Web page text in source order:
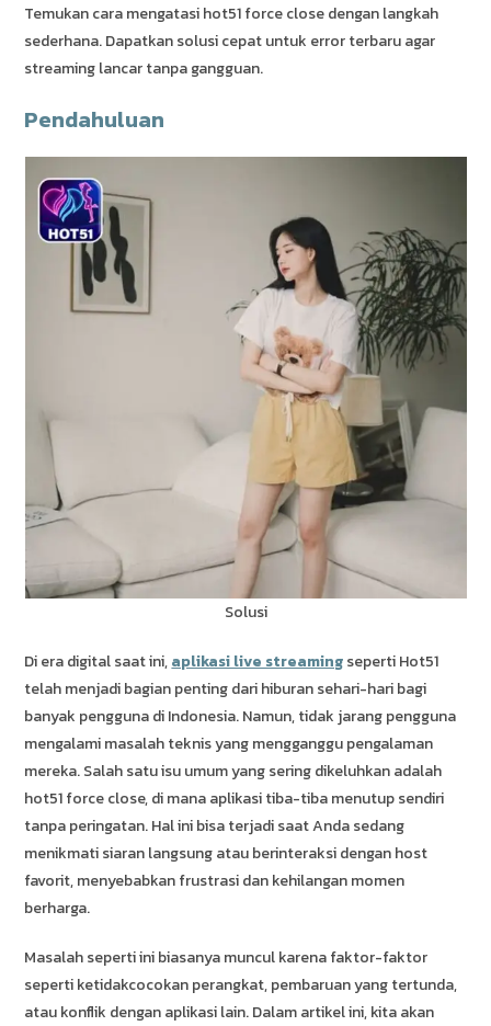
Temukan cara mengatasi hot51 force close dengan langkah
sederhana. Dapatkan solusi cepat untuk error terbaru agar
streaming lancar tanpa gangguan.
Pendahuluan
Solusi
Di era digital saat ini,aplikasi live streamingseperti Hot51
telah menjadi bagian penting dari hiburan sehari-hari bagi
banyak pengguna di Indonesia. Namun, tidak jarang pengguna
mengalami masalah teknis yang mengganggu pengalaman
mereka. Salah satu isu umum yang sering dikeluhkan adalah
hot51 force close, di mana aplikasi tiba-tiba menutup sendiri
tanpa peringatan. Hal ini bisa terjadi saat Anda sedang
menikmati siaran langsung atau berinteraksi dengan host
favorit, menyebabkan frustrasi dan kehilangan momen
berharga.
Masalah seperti ini biasanya muncul karena faktor-faktor
seperti ketidakcocokan perangkat, pembaruan yang tertunda,
atau konflik dengan aplikasi lain. Dalam artikel ini, kita akan